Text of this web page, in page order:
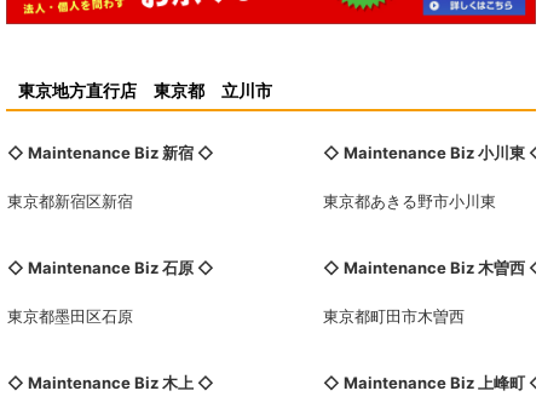
東京地方直行店 東京都 立川市
◇ Maintenance Biz新宿 ◇
東京都新宿区新宿
◇ Maintenance Biz小川東
東京都あきる野市小川東
◇ Maintenance Biz 石原 ◇
東京都墨田区石原
◇ Maintenance Biz木曽西
東京都町田市木曽西
◇ Maintenance Biz 木上 ◇ ◇ Maintenance Biz 上峰町